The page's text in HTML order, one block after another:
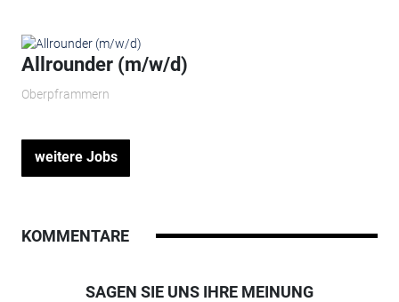
Allrounder (m/w/d)
Oberpframmern
weitere Jobs
KOMMENTARE
SAGEN SIE UNS IHRE MEINUNG